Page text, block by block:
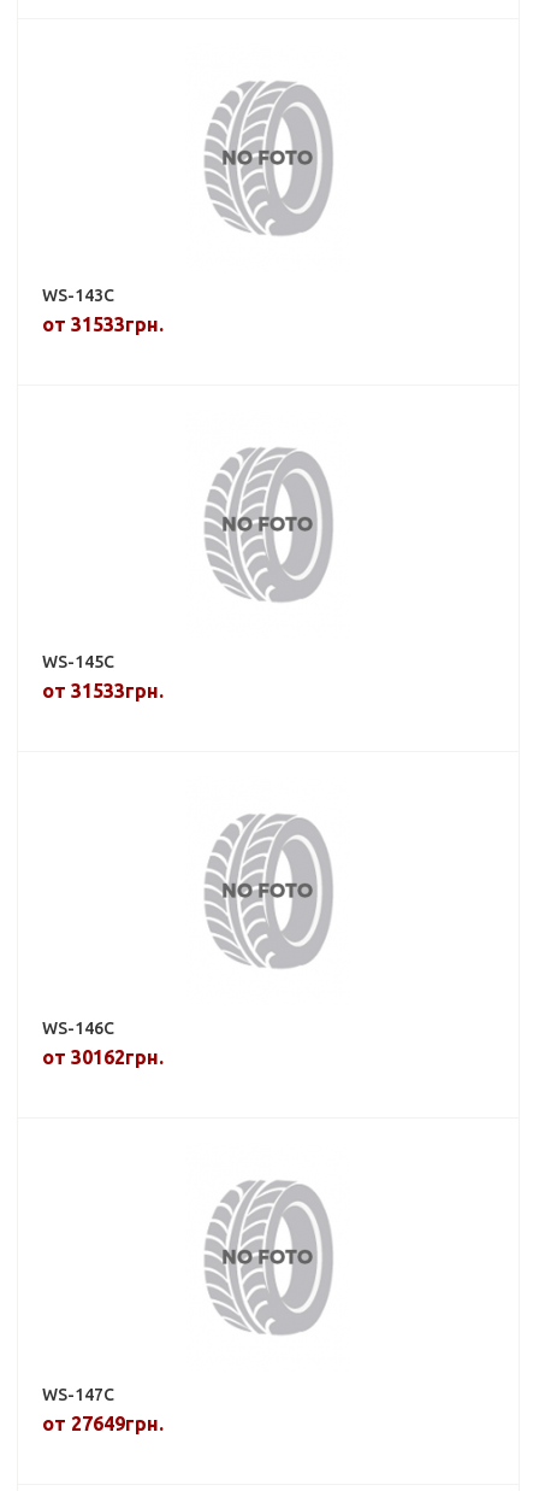
WS-143C
от 31533грн.
WS-145C
от 31533грн.
WS-146C
от 30162грн.
WS-147C
от 27649грн.